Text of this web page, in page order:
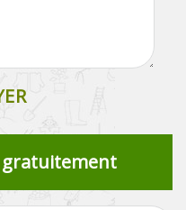
gratuitement